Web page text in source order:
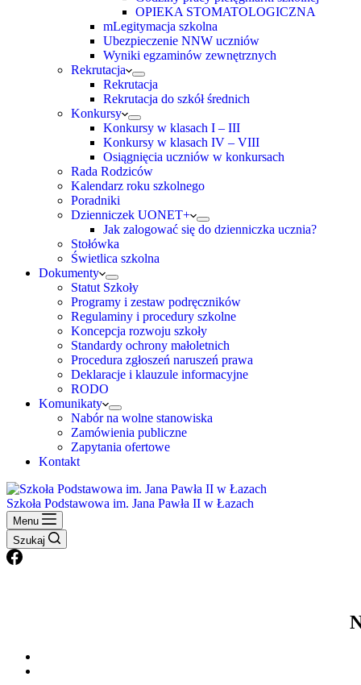
OPIEKA STOMATOLOGICZNA
mLegitymacja szkolna
Ubezpieczenie NNW uczniów
Wyniki egzaminów zewnętrznych
Rekrutacja
Rekrutacja
Rekrutacja do szkół średnich
Konkursy
Konkursy w klasach I – III
Konkursy w klasach IV – VIII
Osiągnięcia uczniów w konkursach
Rada Rodziców
Kalendarz roku szkolnego
Poradniki
Dzienniczek UONET+
Jak zalogować się do dzienniczka ucznia?
Stołówka
Świetlica szkolna
Dokumenty
Statut Szkoły
Programy i zestaw podręczników
Regulaminy i procedury szkolne
Koncepcja rozwoju szkoły
Standardy ochrony małoletnich
Procedura zgłoszeń naruszeń prawa
Deklaracje i klauzule informacyjne
RODO
Komunikaty
Nabór na wolne stanowiska
Zamówienia publiczne
Zapytania ofertowe
Kontakt
Szkoła Podstawowa im. Jana Pawła II w Łazach
Menu
Szukaj